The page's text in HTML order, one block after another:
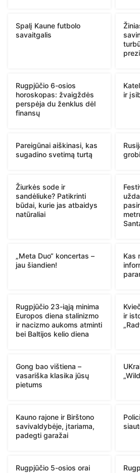
Spalį Kaune futbolo
savaitgalis
Rugpjūčio 6-osios
horoskopas: žvaigždės
perspėja du ženklus dėl
finansų
ir
Pareigūnai aiškinasi, kas
sugadino svetimą turtą
Žiurkės sode ir
sandėliuke? Patikrinti
būdai, kurie jas atbaidys
natūraliai
„Meta Duo“ koncertas –
jau šiandien!
Kas
Rugpjūčio 23-iąją minima
Europos diena stalinizmo
ir nacizmo aukoms atminti
bei Baltijos kelio diena
ir
Gong bao vištiena –
vasariška klasika jūsų
pietums
Kauno rajone ir Birštono
savivaldybėje, įtariama,
padegti garažai
Rugpjūčio 5-osios orai